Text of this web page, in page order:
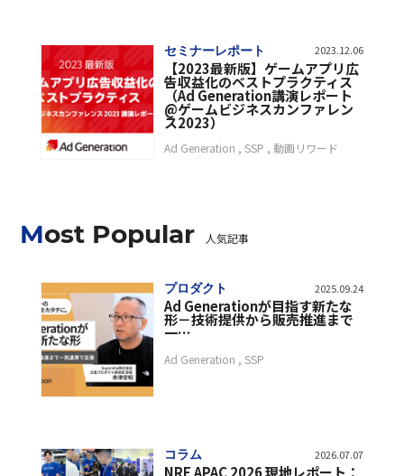
セミナーレポート 2023.12.06
【2023最新版】ゲームアプリ広
告収益化のベストプラクティス
（Ad Generation講演レポート
@ゲームビジネスカンファレン
ス2023）
Ad Generation SSP 動画リワード
Most Popular 人気記事
プロダクト 2025.09.24
Ad Generationが目指す新たな
形－技術提供から販売推進まで
一…
Ad Generation SSP
コラム 2026.07.07